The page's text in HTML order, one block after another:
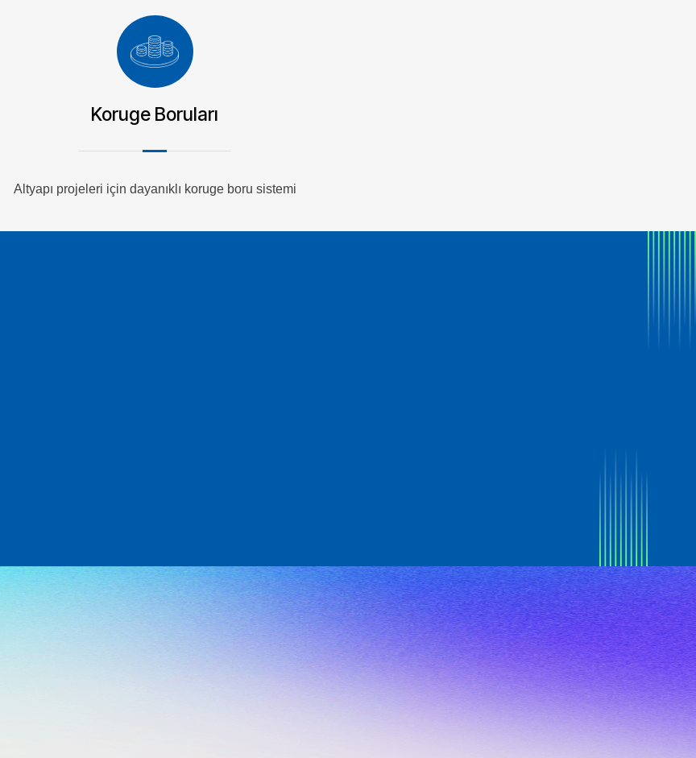
Koruge Boruları
Altyapı projeleri için dayanıklı koruge boru sistemi